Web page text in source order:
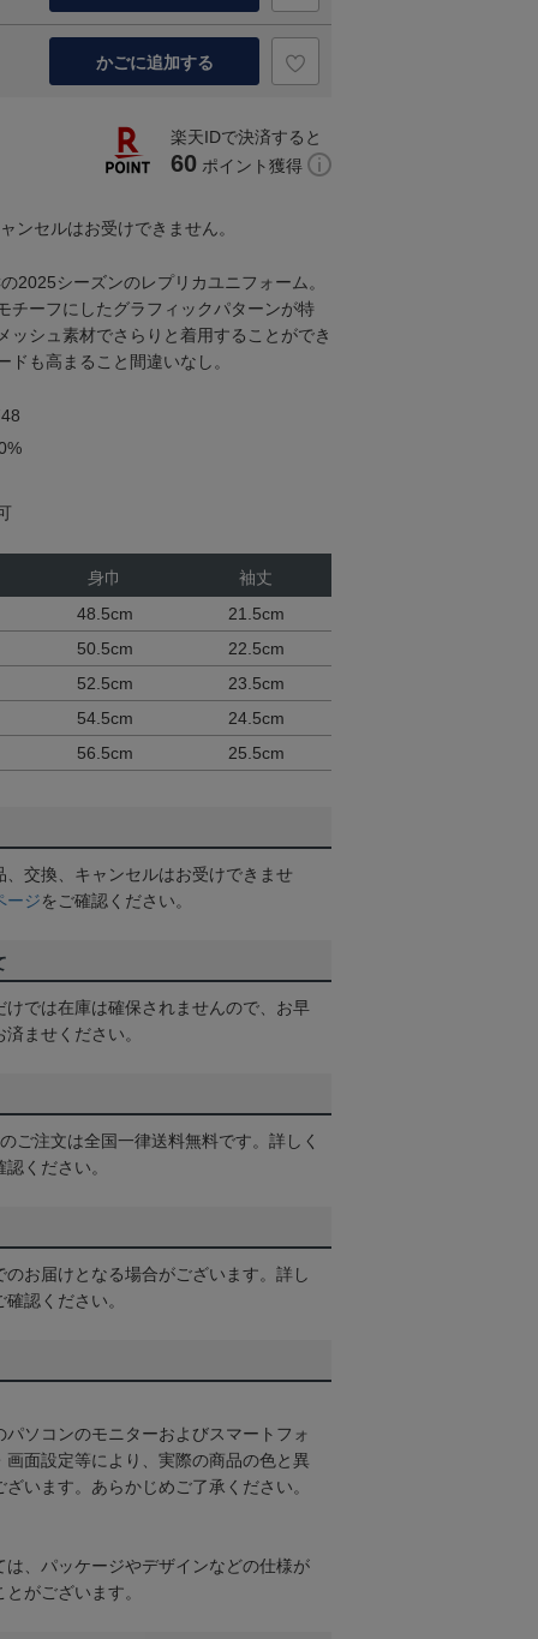
かごに追加する
楽天IDで決済すると
60 ポイント獲得
ンセルはお受けできません。
2025シーズンのレプリカユニフォーム。
チーフにしたグラフィックパターンが特
ッシュ素材でさらりと着用することができ
ドも高まること間違いなし。
身巾
袖丈
48.5cm
21.5cm
50.5cm
22.5cm
52.5cm
23.5cm
54.5cm
24.5cm
56.5cm
25.5cm
交換、キャンセルはお受けできませ
ージをご確認ください。
けでは在庫は確保されませんので、お早
ませください。
ご注文は全国一律送料無料です。詳しく
認ください。
お届けとなる場合がございます。詳し
確認ください。
ソコンのモニターおよびスマートフォ
画面設定等により、実際の商品の色と異
います。あらかじめご了承ください。
は、パッケージやデザインなどの仕様が
がございます。